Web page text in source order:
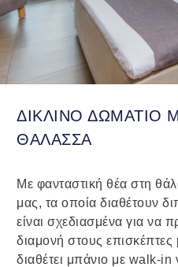
ΔΙΚΛΙΝΟ ΔΩΜΑΤΙΟ
ΘΑΛΑΣΣΑ
Με φανταστική θέα στη
μας, τα οποία διαθέτουν
είναι σχεδιασμένα για να
διαμονή στους
διαθέτει μπάνιο με walk-in